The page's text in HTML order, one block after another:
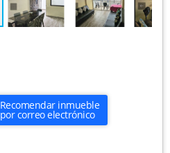
Recomendar inmueble
por correo electrónico